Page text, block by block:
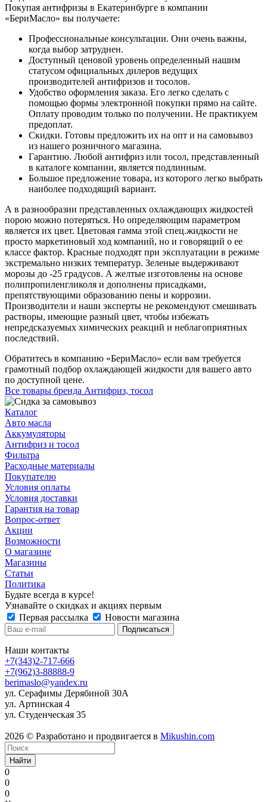
Покупая антифризы в Екатеринбурге в компании
«БериМасло» вы получаете:
Профессиональные консультации. Они очень важны,
когда выбор затруднен.
Доступный ценовой уровень определенный нашим
статусом официальных дилеров ведущих
производителей антифризов и тосолов.
Удобство оформления заказа. Его легко сделать с
помощью формы электронной покупки прямо на сайте.
Оплату проводим только по получении. Не практикуем
предоплат.
Скидки. Готовы предложить их на опт и на самовывоз
из нашего розничного магазина.
Гарантию. Любой антифриз или тосол, представленный
в каталоге компании, является подлинным.
Большое предложение товара, из которого легко выбрать
наиболее подходящий вариант.
А в разнообразии представленных охлаждающих жидкостей
порою можно потеряться. Но определяющим параметром
является их цвет. Цветовая гамма этой спец.жидкости не
просто маркетиновый ход компаний, но и говорящий о ее
классе фактор. Красные подходят при эксплуатации в режиме
экстремально низких температур. Зеленые выдерживают
морозы до -25 градусов. А желтые изготовлены на основе
полипропиленгликоля и дополнены присадками,
препятствующими образованию пены и коррозии.
Производители и наши эксперты не рекомендуют смешивать
растворы, имеющие разный цвет, чтобы избежать
непредсказуемых химических реакций и неблагоприятных
последствий.
Обратитесь в компанию «БериМасло» если вам требуется
грамотный подбор охлаждающей жидкости для вашего авто
по доступной цене.
Все товары бренда Антифриз, тосол
Каталог
Авто масла
Аккумуляторы
Антифриз и тосол
Фильтра
Расходные материалы
Покупателю
Условия оплаты
Условия доставки
Гарантия на товар
Вопрос-ответ
Акции
Возможности
О магазине
Магазины
Статьи
Политика
Будьте всегда в курсе!
Узнавайте о скидках и акциях первым
Первая рассылка
Новости магазина
Наши контакты
+7(343)2-717-666
+7(962)3-88888-9
berimaslo@yandex.ru
ул. Серафимы Дерябиной 30А
ул. Артинская 4
ул. Студенческая 35
2026 © Разработано и продвигается в Mikushin.com
Найти
0
0
0